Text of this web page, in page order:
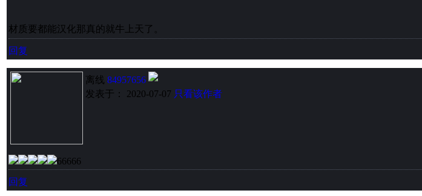
材质要都能汉化那真的就牛上天了。
回复
离线 84957656
发表于： 2020-07-07 只看该作者
66666
回复